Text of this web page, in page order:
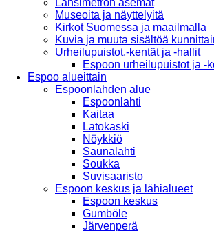
Museoita ja näyttelyitä
Kirkot Suomessa ja maailmalla
Kuvia ja muuta sisältöä
Urheilupuistot,-kentät ja -hallit
Espoon urheilupuistot ja -
Espoo alueittain
Espoonlahden alue
Espoonlahti
Kaitaa
Latokaski
Nöykkiö
Saunalahti
Soukka
Suvisaaristo
Espoon keskus ja lähialueet
Espoon keskus
Gumböle
Järvenperä